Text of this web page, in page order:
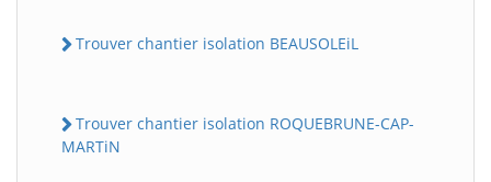
Trouver chantier isolation BEAUSOLEiL
Trouver chantier isolation ROQUEBRUNE-CAP-
MARTiN